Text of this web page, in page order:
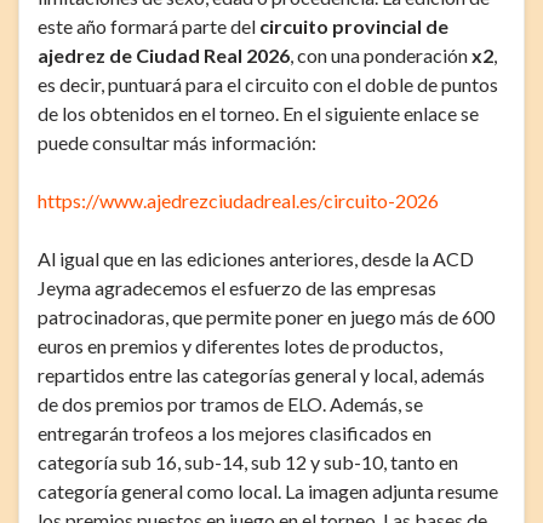
este año formará parte del circuito provincial de
ajedrez de Ciudad Real 2026, con una ponderaciónx2,
es decir, puntuará para el circuito con el doble de puntos
de los obtenidos en el torneo. En el siguiente enlace se
puede consultar más información:
https://www.ajedrezciudadreal.es/circuito-2026
Al igual que en las ediciones anteriores, desde la ACD
Jeyma agradecemos el esfuerzo de las empresas
patrocinadoras, que permite poner en juego más de 600
euros en premios y diferentes lotes de productos,
repartidos entre las categorías general y local, además
de dos premios por tramos de ELO. Además, se
entregarán trofeos a los mejores clasificados en
categoría sub 16, sub-14, sub 12 y sub-10, tanto en
categoría general como local. La imagen adjunta resume